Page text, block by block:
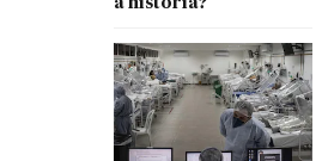
à história?